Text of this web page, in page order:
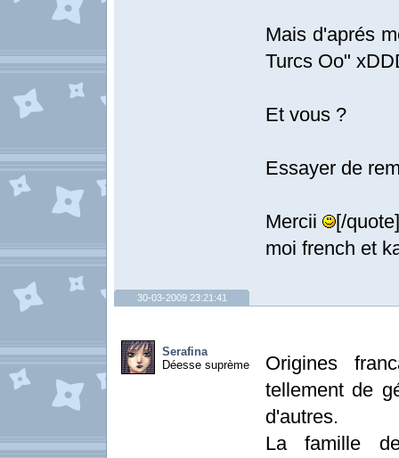
Mais d'aprés
Turcs Oo"
Et vous ?
Essayer de
Mercii
[/quote]
moi french et
30-03-2009 23:21:41
Serafina
Déesse suprème
Origines
tellement de
d'autres.
La famille